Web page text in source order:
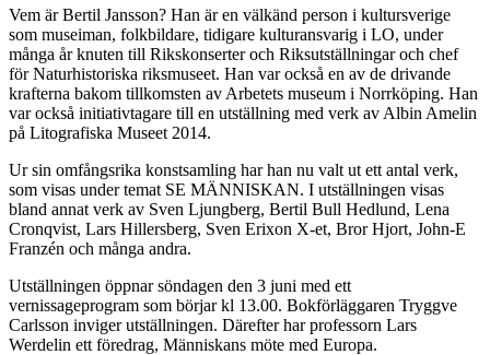
Vem är Bertil Jansson? Han är en välkänd person i kultursverige
som museiman, folkbildare, tidigare kulturansvarig i LO, under
många år knuten till Rikskonserter och Riksutställningar och chef
för Naturhistoriska riksmuseet. Han var också en av de drivande
krafterna bakom tillkomsten av Arbetets museum i Norrköping. Han
var också initiativtagare till en utställning med verk av Albin Amelin
på Litografiska Museet 2014.
Ur sin omfångsrika konstsamling har han nu valt ut ett antal verk,
som visas under temat SE MÄNNISKAN. I utställningen visas
bland annat verk av Sven Ljungberg, Bertil Bull Hedlund, Lena
Cronqvist, Lars Hillersberg, Sven Erixon X-et, Bror Hjort, John-E
Franzén och många andra.
Utställningen öppnar söndagen den 3 juni med ett
vernissageprogram som börjar kl 13.00. Bokförläggaren Tryggve
Carlsson inviger utställningen. Därefter har professorn Lars
Werdelin ett föredrag, Människans möte med Europa.